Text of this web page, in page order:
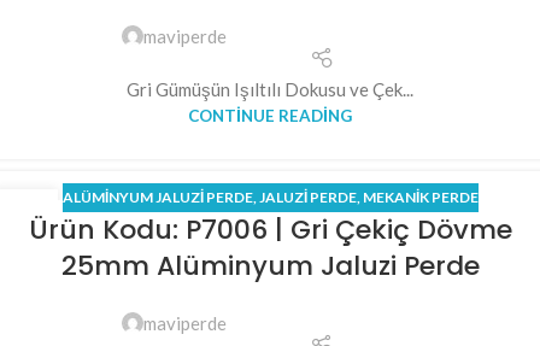
maviperde
Gri Gümüşün Işıltılı Dokusu ve Çek...
CONTINUE READING
02
NIS
ALÜMINYUM JALUZI PERDE,JALUZI PERDE, MEKANİK PERDE
Ürün Kodu: P7006 | Gri Çekiç Dövme
25mm Alüminyum Jaluzi Perde
maviperde